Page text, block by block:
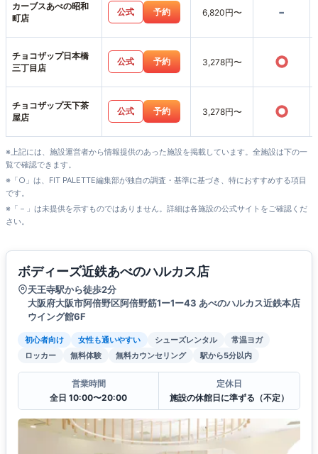
カーブスあべの昭和
町店
公式 予約 6,820円〜 -
チョコザップ日本橋
三丁目店
公式 予約 3,278円〜 ○
チョコザップ天下茶
屋店
公式 予約 3,278円〜 ○
※上記には、施設運営者から情報提供のあった施設を掲載しています。全施設は下の一
覧で確認できます。
※「○」は、FIT PALETTE編集部が独自の調査・基準に基づき、特におすすめする項目
です。
※「－」は未提供を示すものではありません。詳細は各施設の公式サイトをご確認くだ
さい。
ボディーズ近鉄あべのハルカス店
天王寺駅から徒歩2分
大阪府大阪市阿倍野区阿倍野筋1ー1ー43 あべのハルカス近鉄本店
ウイング館6F
初心者向け 女性も通いやすい シューズレンタル
常温ヨガ
ロッカー
無料体験 無料カウンセリング 駅から5分以内
営業時間
全日 10:00〜20:00
定休日
施設の休館日に準ずる（不定）